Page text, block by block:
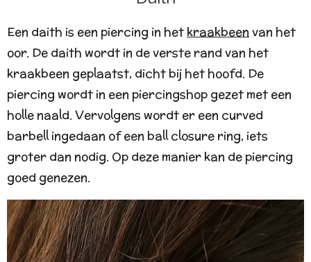
Een daith is een piercing in het kraakbeen van het
oor. De daith wordt in de verste rand van het
kraakbeen geplaatst, dicht bij het hoofd. De
piercing wordt in een piercingshop gezet met een
holle naald. Vervolgens wordt er een curved
barbell ingedaan of een ball closure ring, iets
groter dan nodig. Op deze manier kan de piercing
goed genezen.